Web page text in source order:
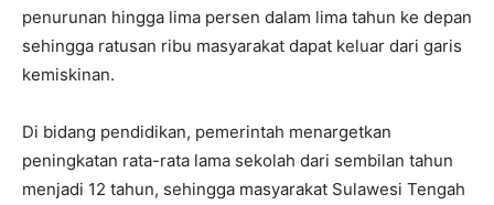
penurunan hingga lima persen dalam lima tahun ke depan
sehingga ratusan ribu masyarakat dapat keluar dari garis
kemiskinan.
Di bidang pendidikan, pemerintah menargetkan
peningkatan rata-rata lama sekolah dari sembilan tahun
menjadi 12 tahun, sehingga masyarakat Sulawesi Tengah